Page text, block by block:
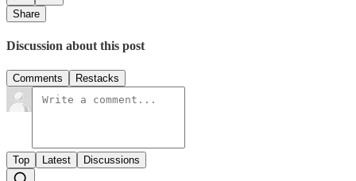
Share
Discussion about this post
Comments Restacks
Top Latest Discussions